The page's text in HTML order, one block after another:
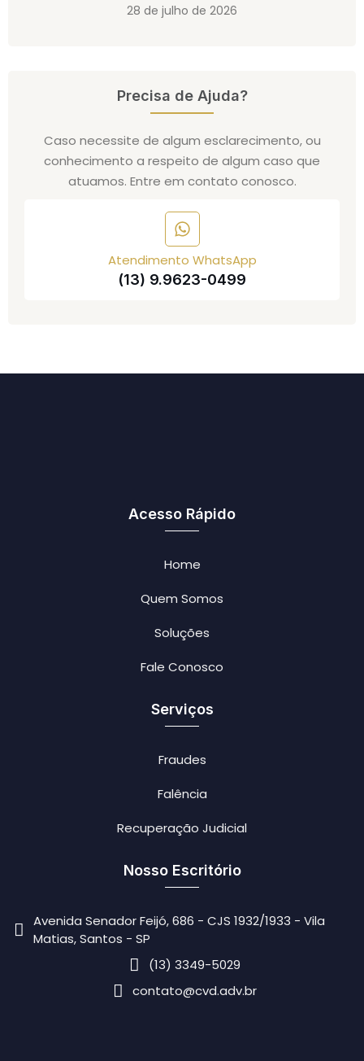
28 de julho de 2026
Precisa de Ajuda?
Caso necessite de algum esclarecimento, ou
conhecimento a respeito de algum caso que
atuamos. Entre em contato conosco.
Atendimento WhatsApp
(13) 9.9623-0499
Acesso Rápido
Home
Quem Somos
Soluções
Fale Conosco
Serviços
Fraudes
Falência
Recuperação Judicial
Nosso Escritório
Avenida Senador Feijó, 686 - CJS 1932/1933 - Vila
Matias, Santos - SP
(13) 3349-5029
contato@cvd.adv.br